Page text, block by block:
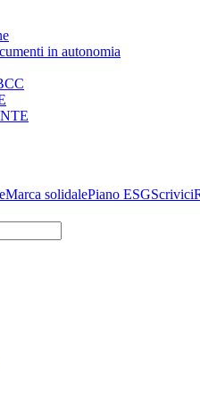
in autonomia
Marca solidalePiano ESGScrivici